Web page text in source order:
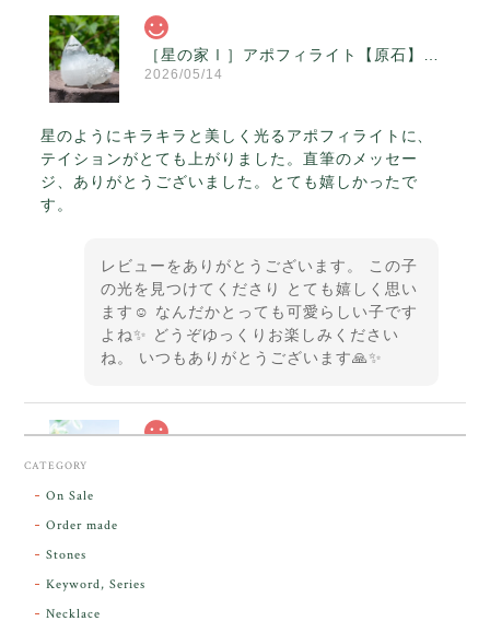
［星の家Ⅰ］アポフィライト【原石】O300-314
2026/05/14
星のようにキラキラと美しく光るアポフィライトに、
テイションがとても上がりました。直筆のメッセー
ジ、ありがとうございました。とても嬉しかったで
す。
レビューをありがとうございます。 この子
の光を見つけてくださり とても嬉しく思い
ます☺️ なんだかとっても可愛らしい子です
よね✨ どうぞゆっくりお楽しみください
ね。 いつもありがとうございます🙏✨
ンダラで感動しました。素敵な箱と和紙で石を包んで
下さり、ありがとうございました。
CATEGORY
On Sale
Order made
Stones
Keyword, Series
Necklace